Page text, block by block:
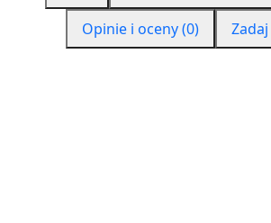
Opinie i oceny (0)